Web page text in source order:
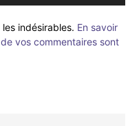
indésirables. En savoir
vos commentaires sont